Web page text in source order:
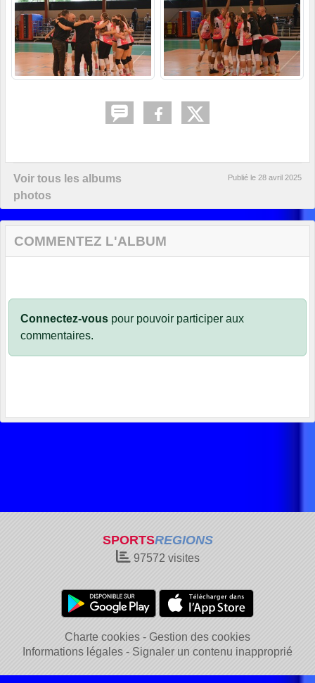
Voir tous les albums
photos
Publié le 28 avril 2025
COMMENTEZ L'ALBUM
Connectez-vous pour pouvoir participer aux
commentaires.
SPORTSREGIONS
97572 visites
Charte cookies
Gestion des cookies
Informations légales
Signaler un contenu inapproprié